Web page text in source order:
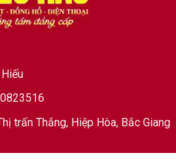
trấn Thắng, Hiệp Hòa, Bắc Giang